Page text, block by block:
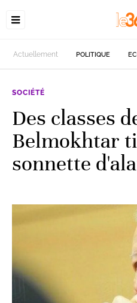
Actuellement POLITIQUE
SOCIÉTÉ
Des classes
Belmokhtar
sonnette